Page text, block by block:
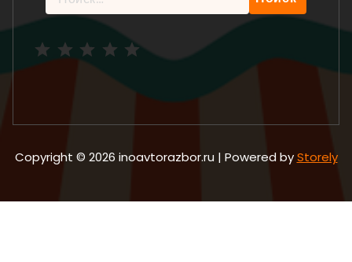
Copyright © 2026 inoavtorazbor.ru | Powered byStorely